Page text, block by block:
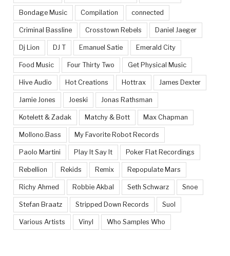
Bondage Music Compilation connected
Criminal Bassline Crosstown Rebels Daniel Jaeger
Dj Lion DJ T Emanuel Satie Emerald City
Food Music Four Thirty Two Get Physical Music
Hive Audio Hot Creations Hottrax James Dexter
Jamie Jones Joeski Jonas Rathsman
Kotelett & Zadak Matchy & Bott Max Chapman
Mollono.Bass My Favorite Robot Records
Paolo Martini Play It Say It Poker Flat Recordings
Rebellion Rekids Remix Repopulate Mars
Richy Ahmed Robbie Akbal Seth Schwarz Snoe
Stefan Braatz Stripped Down Records Suol
Various Artists Vinyl Who Samples Who